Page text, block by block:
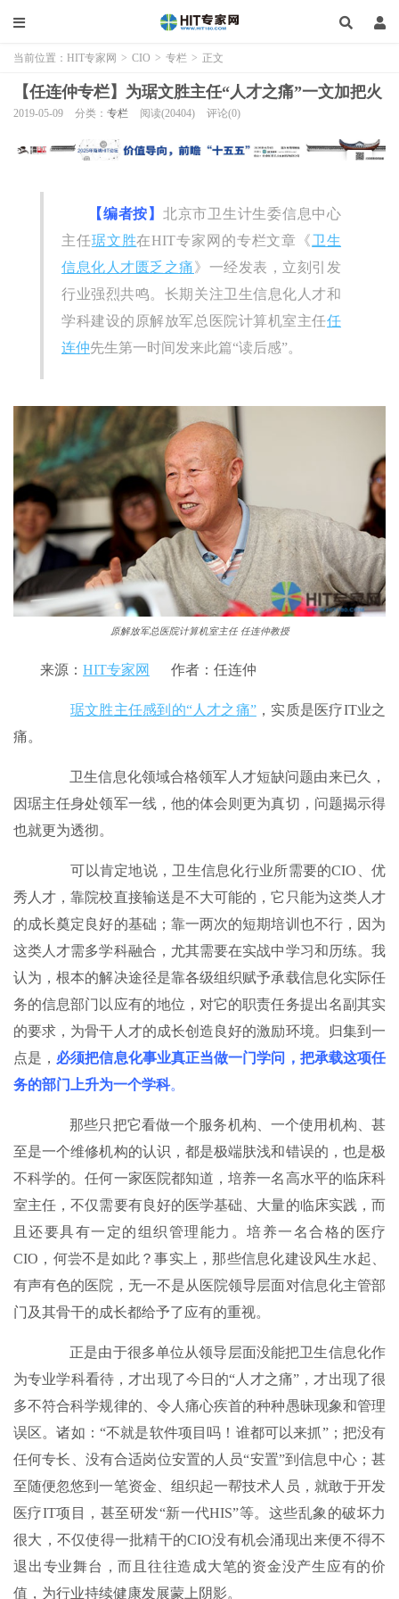
当前位置： HIT专家网 > CIO > 专栏 > 正文
【任连仲专栏】为琚文胜主任“人才之痛”一文加把火
2019-05-09 分类： 专栏 阅读(20404) 评论(0)
【编者按】 北京市卫生计生委信息中心
主任琚文胜在HIT专家网的专栏文章《卫生
信息化人才匮乏之痛 》一经发表，立刻引发
行业强烈共鸣。长期关注卫生信息化人才和
学科建设的原解放军总医院计算机室主任任
连仲先生第一时间发来此篇“读后感”。
原解放军总医院计算机室主任 任连仲教授
来源： HIT专家网 作者：任连仲
琚文胜主任感到的“人才之痛”，实质是医疗IT业之
痛。
卫生信息化领域合格领军人才短缺问题由来已久，
因琚主任身处领军一线，他的体会则更为真切，问题揭示得
也就更为透彻。
可以肯定地说，卫生信息化行业所需要的CIO、优
秀人才，靠院校直接输送是不大可能的，它只能为这类人才
的成长奠定良好的基础；靠一两次的短期培训也不行，因为
这类人才需多学科融合，尤其需要在实战中学习和历练。我
认为，根本的解决途径是靠各级组织赋予承载信息化实际任
务的信息部门以应有的地位，对它的职责任务提出名副其实
的要求，为骨干人才的成长创造良好的激励环境。归集到一
点是， 必须把信息化事业真正当做一门学问，把承载这项任
务的部门上升为一个学科。
那些只把它看做一个服务机构、一个使用机构、甚
至是一个维修机构的认识，都是极端肤浅和错误的，也是极
不科学的。任何一家医院都知道，培养一名高水平的临床科
室主任，不仅需要有良好的医学基础、大量的临床实践，而
且还要具有一定的组织管理能力。培养一名合格的医疗
CIO，何尝不是如此？事实上，那些信息化建设风生水起、
有声有色的医院，无一不是从医院领导层面对信息化主管部
门及其骨干的成长都给予了应有的重视。
正是由于很多单位从领导层面没能把卫生信息化作
为专业学科看待，才出现了今日的“人才之痛”，才出现了很
多不符合科学规律的、令人痛心疾首的种种愚昧现象和管理
误区。诸如：“不就是软件项目吗！谁都可以来抓”；把没有
任何专长、没有合适岗位安置的人员“安置”到信息中心；甚
至随便忽悠到一笔资金、组织起一帮技术人员，就敢于开发
医疗IT项目，甚至研发“新一代HIS”等。这些乱象的破坏力
很大，不仅使得一批精干的CIO没有机会涌现出来便不得不
退出专业舞台，而且往往造成大笔的资金没产生应有的价
值，为行业持续健康发展蒙上阴影。